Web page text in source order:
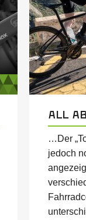
All
…Der
jedoch